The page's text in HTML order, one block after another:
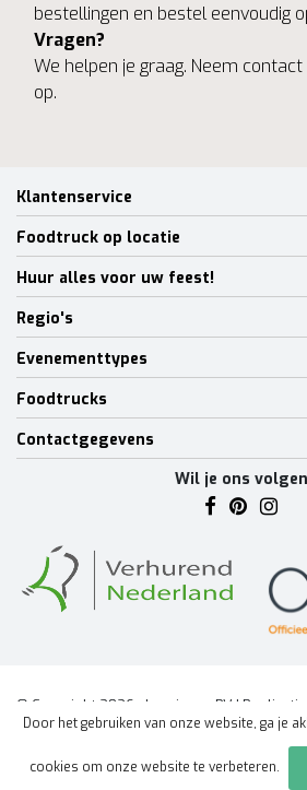
bestellingen en bestel eenvoudig
Vragen?
We helpen je graag. Neem contact
op.
Klantenservice
Foodtruck op locatie
Huur alles voor uw feest!
Regio's
Evenementtypes
Foodtrucks
Contactgegevens
Wil je ons
© Copyright 2026 - Lumineux BV | Realisatie
Algemene voorwaarden|Disclaimer|
Door het gebruiken van onze website, ga je
cookies om onze website te verbeteren.